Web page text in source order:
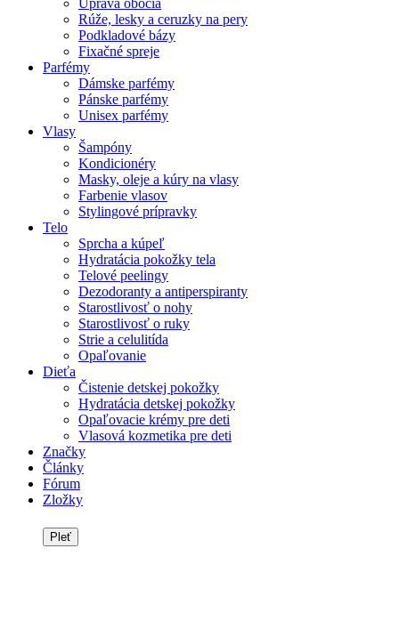
Úprava obočia
Rúže, lesky a ceruzky na pery
Podkladové bázy
Fixačné spreje
Parfémy
Dámske parfémy
Pánske parfémy
Unisex parfémy
Vlasy
Šampóny
Kondicionéry
Masky, oleje a kúry na vlasy
Farbenie vlasov
Stylingové prípravky
Telo
Sprcha a kúpeľ
Hydratácia pokožky tela
Telové peelingy
Dezodoranty a antiperspiranty
Starostlivosť o nohy
Starostlivosť o ruky
Strie a celulitída
Opaľovanie
Dieťa
Čistenie detskej pokožky
Hydratácia detskej pokožky
Opaľovacie krémy pre deti
Vlasová kozmetika pre deti
Značky
Články
Fórum
Zložky
Pleť